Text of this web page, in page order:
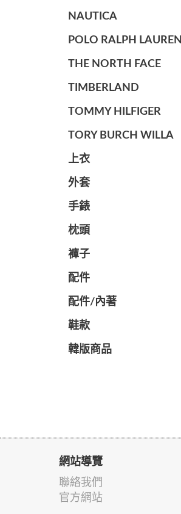
NAUTICA
POLO RALPH LAUREN
THE NORTH FACE
TIMBERLAND
TOMMY HILFIGER
TORY BURCH WILLA
上衣
外套
手錶
枕頭
褲子
配件
配件/內著
鞋款
韓版商品
網站導覽
聯絡我們
官方網站